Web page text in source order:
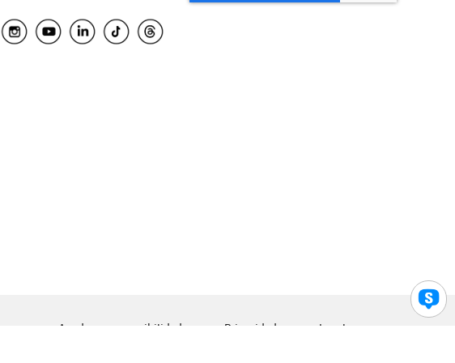
Ayuda para accesibilidad Privacidad Legal